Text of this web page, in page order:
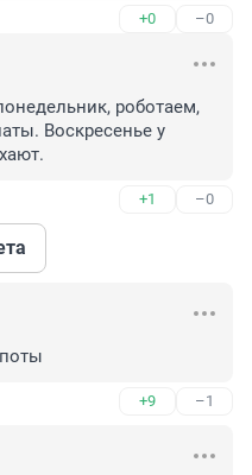
+0 –0
роботаем,
Воскресенье у
+1 –0
+9 –1